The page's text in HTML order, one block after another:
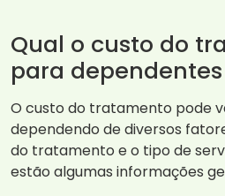
Qual o custo do
para
O custo do tratamento pode
dependendo de diversos
do tratamento e o tipo de
estão algumas informações